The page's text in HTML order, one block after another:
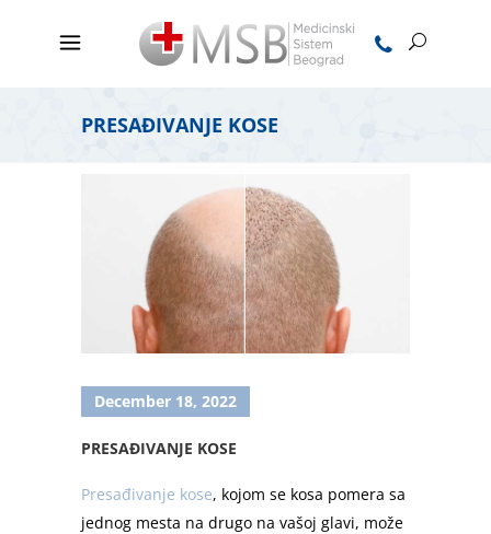
PRESAĐIVANJE KOSE
December 18, 2022
PRESAĐIVANJE KOSE
Presađivanje kose, kojom se kosa pomera sa
jednog mesta na drugo na vašoj glavi, može